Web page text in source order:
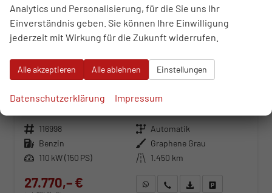
Seat Ibiza
unverbindliche Lieferzeit:25.09.2026 Neuwagen
Fahrzeugnr. 116998 Getriebe Automatik
Kraftstoff Benzin Außenfarbe Graphene Grau
Leistung 110 kW (150 PS) Kilometerstand 1.450 km
27.770,– € WhatsApp anfragen
Wir rufen Sie anFahrzeugexposé (PDF)
Analytics und Personalisierung, für die Sie uns Ihr
Einverständnis geben. Sie können Ihre Einwilligung
jederzeit mit Wirkung für die Zukunft widerrufen.
Alle akzeptieren Alle ablehnen Einstellungen
Datenschutzerklärung Impressum